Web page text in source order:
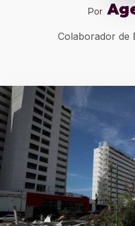
Por
Colaborador de